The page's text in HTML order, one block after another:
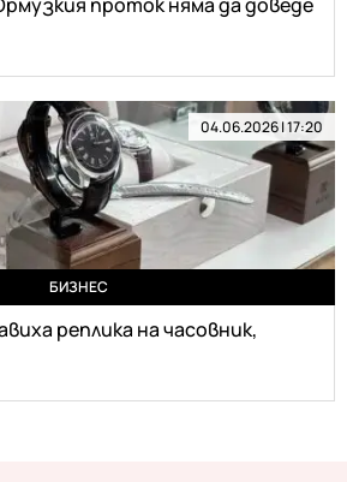
04.06.2026 | 17:20
БИЗНЕС
реплика на часовник,